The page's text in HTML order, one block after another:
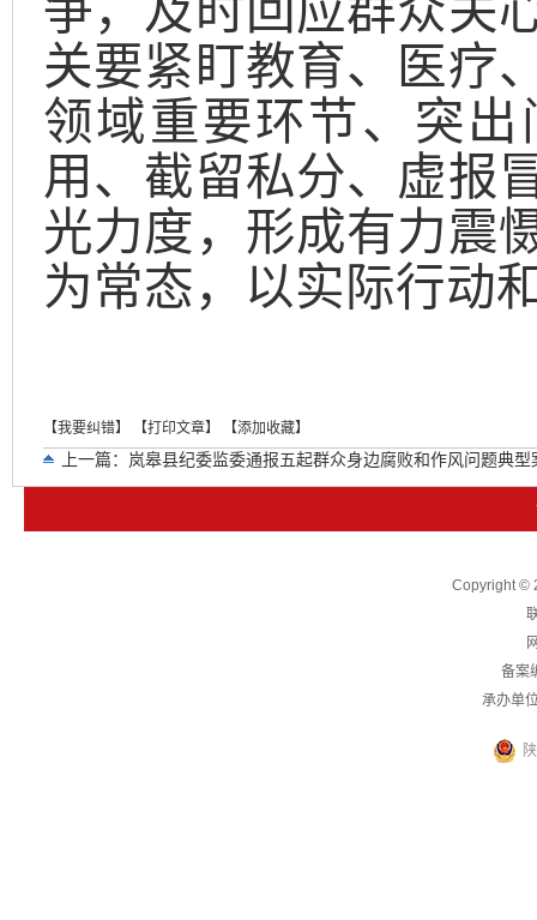
争，及时回应群众关
关要紧盯教育、医疗
领域重要环节、突
用、截留私分、虚报
光力度，形成有力震
为常态，以实际行动
【我要纠错】 【打印文章】 【添加收藏】
上一篇： 岚皋县纪委监委通报五起群众身边腐败和作风问题典型
Copyright ©
备案
承办单